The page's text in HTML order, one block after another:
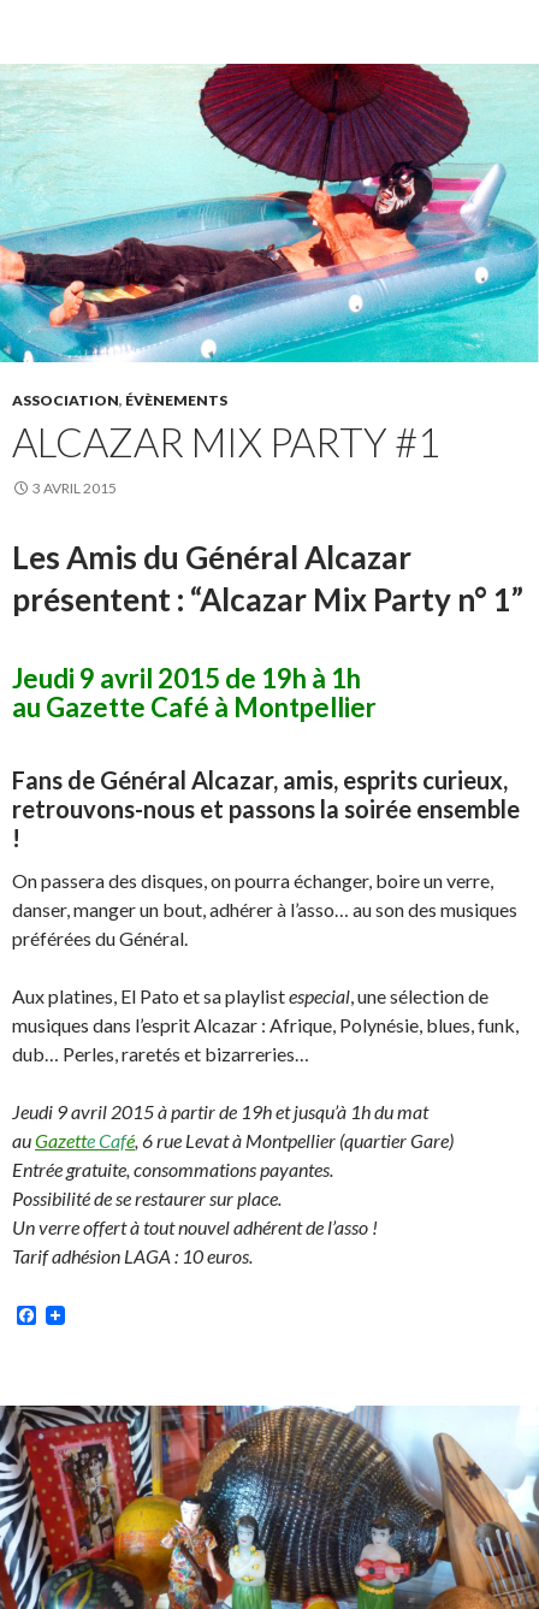
ASSOCIATION, ÉVÈNEMENTS
ALCAZAR MIX PARTY #1
3 AVRIL 2015
Les Amis du Général Alcazar
présentent : “Alcazar Mix Party n° 1”
Jeudi 9 avril 2015 de 19h à 1h
au Gazette Café à Montpellier
Fans de Général Alcazar, amis, esprits curieux,
retrouvons-nous et passons la soirée ensemble
!
On passera des disques, on pourra échanger, boire un verre,
danser, manger un bout, adhérer à l’asso… au son des musiques
préférées du Général.
Aux platines, El Pato et sa playlistespecial , une sélection de
musiques dans l’esprit Alcazar : Afrique, Polynésie, blues, funk,
dub… Perles, raretés et bizarreries…
Jeudi 9 avril 2015 à partir de 19h et jusqu’à 1h du mat
auGazette Café , 6 rue Levat à Montpellier (quartier Gare)
Entrée gratuite, consommations payantes.
Possibilité de se restaurer sur place.
Un verre offert à tout nouvel adhérent de l’asso !
Tarif adhésion LAGA : 10 euros.
Facebook